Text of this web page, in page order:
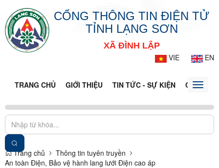
CỔNG THÔNG TIN ĐIỆN TỬ
TỈNH LẠNG SƠN
XÃ ĐÌNH LẬP
VIE
EN
TRANG CHỦ GIỚI THIỆU TIN TỨC - SỰ KIỆN CỔNGToggle
Trang chủ
Thông tin tuyên truyền
An toàn Điện, Bảo vệ hành lang lưới Điện cao áp